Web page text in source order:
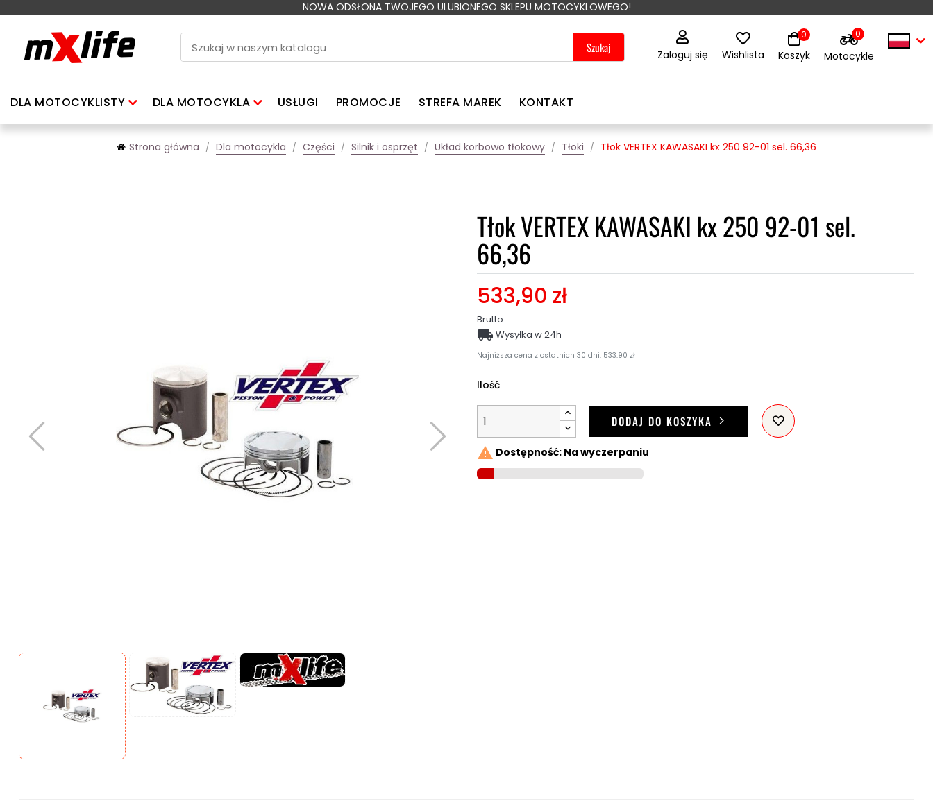
NOWA ODSŁONA TWOJEGO ULUBIONEGO SKLEPU MOTOCYKLOWEGO!
Szukaj Zaloguj się Wishlista Koszyk
0 0
Motocykle
DLA MOTOCYKLISTY DLA MOTOCYKLA USŁUGI PROMOCJE STREFA MAREK KONTAKT
Strona główna Dla motocykla Części Silnik i osprzęt Układ korbowo tłokowy Tłoki Tłok VERTEX KAWASAKI kx 250 92-01 sel. 66,36
Tłok VERTEX KAWASAKI kx 250 92-01 sel.
66,36
533,90 zł
Brutto
Najniższa cena z ostatnich 30 dni: 533.90 zł
 Wysyłka w 24h
Ilość
DODAJ DO KOSZYKA
 Dostępność: Na wyczerpaniu